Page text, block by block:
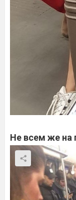
Не всем же на